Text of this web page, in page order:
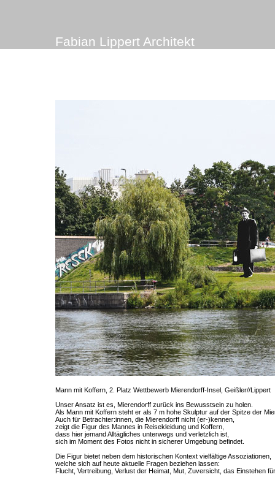
Fabian Lippert Architekt
Mann mit Koffern, 2. Platz Wettbewerb Mierendorff-Insel, Geißler//Lippert
Unser Ansatz ist es, Mierendorff zurück ins Bewusstsein zu holen.
Als Mann mit Koffern steht er als 7 m hohe Skulptur auf der Spitze der
Auch für Betrachter:innen, die Mierendorff nicht (er-)kennen,
zeigt die Figur des Mannes in Reisekleidung und Koffern,
dass hier jemand Alltägliches unterwegs und verletzlich ist,
sich im Moment des Fotos nicht in sicherer Umgebung befindet.
Die Figur bietet neben dem historischen Kontext vielfältige Assoziationen,
welche sich auf heute aktuelle Fragen beziehen lassen:
Flucht, Vertreibung, Verlust der Heimat, Mut, Zuversicht, das Einstehen